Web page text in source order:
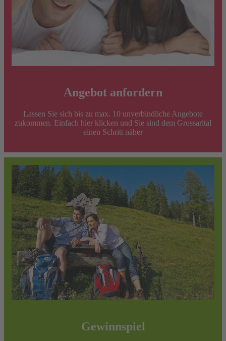
Angebot anfordern
Lassen Sie sich bis zu max. 10 unverbindliche Angebote
zukommen. Einfach hier klicken und Sie sind dem Grossarltal
einen Schritt näher
Gewinnspiel